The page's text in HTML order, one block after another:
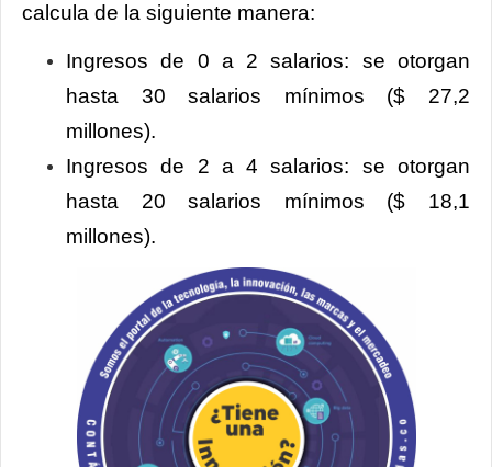
calcula de la siguiente manera:
Ingresos de 0 a 2 salarios: se otorgan
hasta 30 salarios mínimos ($ 27,2
millones).
Ingresos de 2 a 4 salarios: se otorgan
hasta 20 salarios mínimos ($ 18,1
millones).